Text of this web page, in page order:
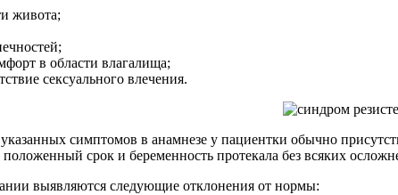
живота;
в области влагалища;
сексуального влечения.
симптомов в анамнезе у пациентки обычно
срок и беременность протекала без всяких
выявляются следующие отклонения от нормы: